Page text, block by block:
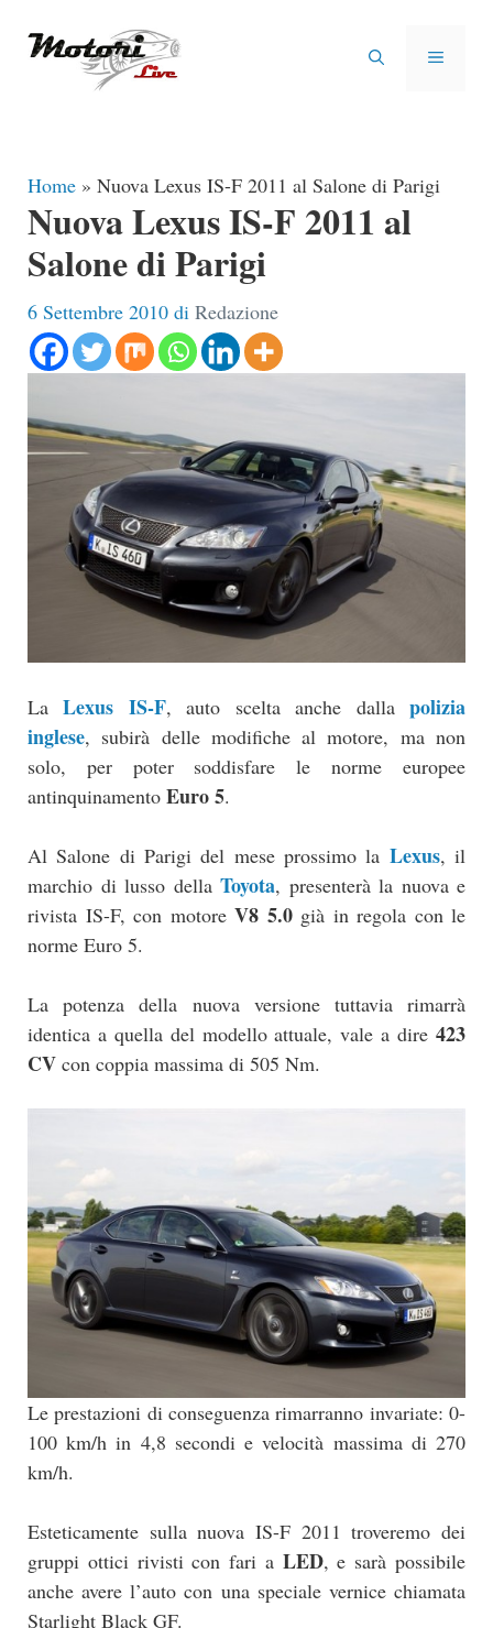
MENU
Home » Nuova Lexus IS-F 2011 al Salone di Parigi
Nuova Lexus IS-F 2011 al
Salone di Parigi
6 Settembre 2010 di Redazione
LaLexus IS-F, auto scelta anche dallapolizia
inglese, subirà delle modifiche al motore, ma non
solo, per poter soddisfare le norme europee
antinquinamento Euro 5.
Al Salone di Parigi del mese prossimo la Lexus, il
marchio di lusso della Toyota, presenterà la nuova e
rivista IS-F, con motore V8 5.0già in regola con le
norme Euro 5.
La potenza della nuova versione tuttavia rimarrà
identica a quella del modello attuale, vale a dire 423
CV con coppia massima di 505 Nm.
Le prestazioni di conseguenza rimarranno invariate: 0-
100 km/h in 4,8 secondi e velocità massima di 270
km/h.
Esteticamente sulla nuova IS-F 2011 troveremo dei
gruppi ottici rivisti con fari a LED, e sarà possibile
anche avere l’auto con una speciale vernice chiamata
Starlight Black GF.